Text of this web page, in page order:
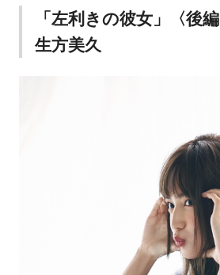
「左利きの彼女」〈後
生方美久